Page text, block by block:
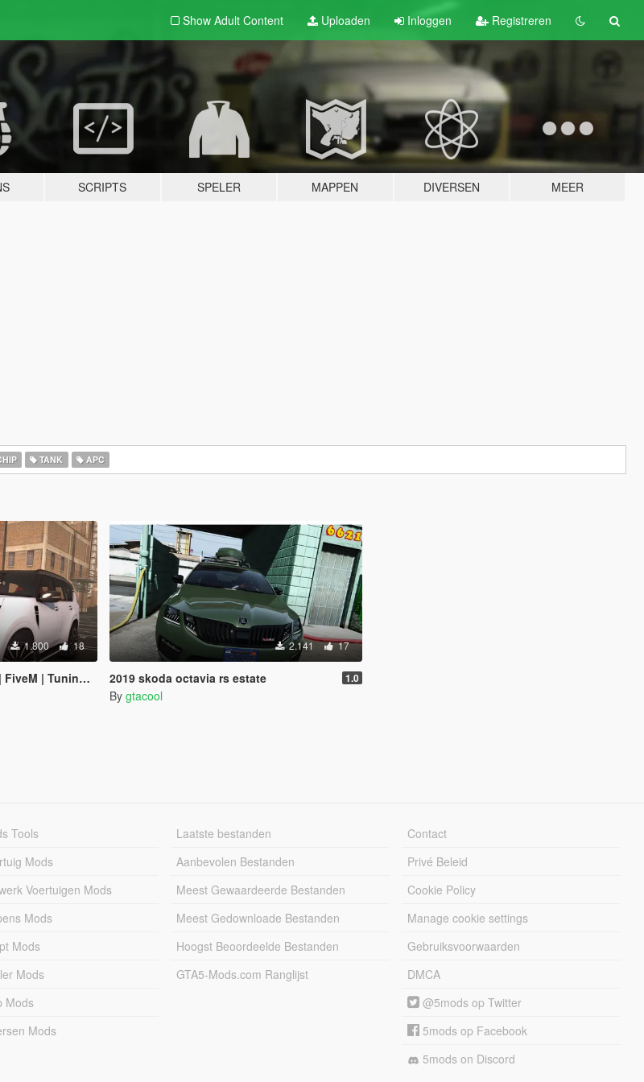
Show Adult Content Uploaden Inloggen Registreren
SCRIPTS SPELER MAPPEN DIVERSEN MEER
TANK APC
1.800 18
| Debadged]
2.141 17
2019 skoda octavia rs estate 1.0
By gtacool
Tools
Mods
Voertuigen Mods
Mods
Mods
Mods
Mods
Mods
Laatste bestanden
Aanbevolen Bestanden
Meest Gewaardeerde Bestanden
Meest Gedownloade Bestanden
Hoogst Beoordeelde Bestanden
GTA5-Mods.com Ranglijst
Contact
Privé Beleid
Cookie Policy
Manage cookie settings
Gebruiksvoorwaarden
DMCA
@5mods op Twitter
5mods op Facebook
5mods on Discord